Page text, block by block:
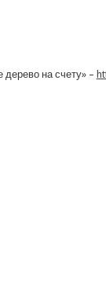
на счету» –